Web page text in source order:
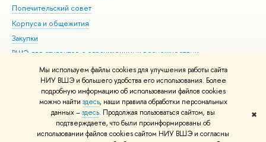
Мы используем файлы cookies для улучшения работы сайта
НИУ ВШЭ и большего удобства его использования. Более
подробную информацию об использовании файлов cookies
можно найти здесь, наши правила обработки персональных
данных –здесь. Продолжая пользоваться сайтом, вы
подтверждаете, что были проинформированы об
использовании файлов cookies сайтом НИУ ВШЭ и согласны
✖
Попечительский совет
Корпуса и общежития
Закупки
ВШЭ для студентов с ограниченными возможностями
здоровья и инвалидностью
Версия для слабовидящих
Единая платежная страница
© НИУ ВШЭ 1993–2026 Адреса и контакты Условия использования